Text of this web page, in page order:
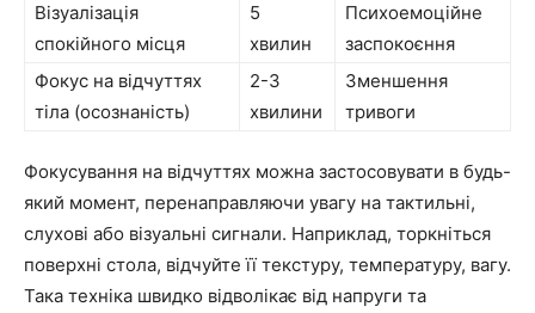
Візуалізація
спокійного місця
5
хвилин
Психоемоційне
заспокоєння
Фокус на відчуттях
тіла (осознаність)
2-3
хвилини
Зменшення
тривоги
Фокусування на відчуттях можна застосовувати в будь-
який момент, перенаправляючи увагу на тактильні,
слухові або візуальні сигнали. Наприклад, торкніться
поверхні стола, відчуйте її текстуру, температуру, вагу.
Така техніка швидко відволікає від напруги та